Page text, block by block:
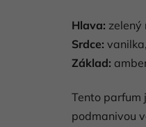
Hlava: zelený
Srdce:
Základ:
Tento parfum
podmanivou